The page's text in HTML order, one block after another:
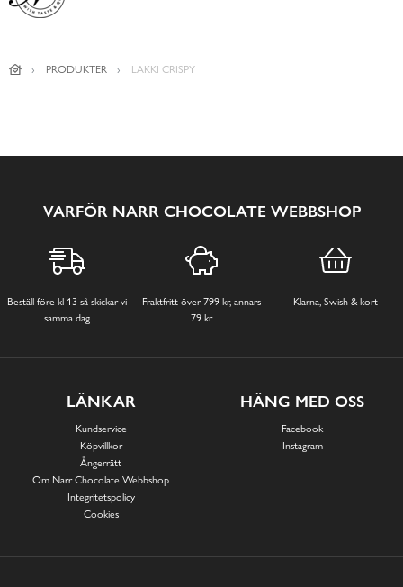
PRODUKTER LAKKI CRISPY
VARFÖR NARR CHOCOLATE WEBBSHOP
Beställ före kl 13 så skickar vi
samma dag
Fraktfritt över 799 kr, annars
79 kr
Klarna, Swish & kort
LÄNKAR
Kundservice
Köpvillkor
Ångerrätt
Om Narr Chocolate Webbshop
Integritetspolicy
Cookies
HÄNG MED OSS
Facebook
Instagram